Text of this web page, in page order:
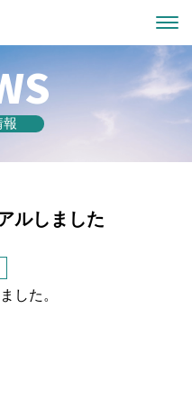
報
ルしました
した。